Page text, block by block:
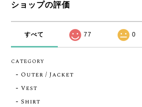
ショップの評価
すべて 77 0
CATEGORY
Outer / Jacket
Vest
Shirt